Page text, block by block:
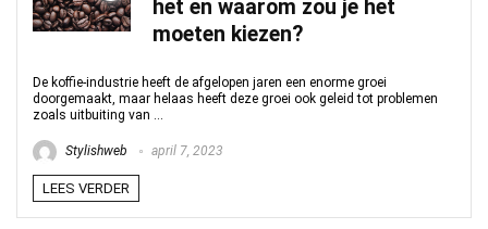
het en waarom zou je het
moeten kiezen?
De koffie-industrie heeft de afgelopen jaren een enorme groei
doorgemaakt, maar helaas heeft deze groei ook geleid tot problemen
zoals uitbuiting van ...
Stylishweb april 7, 2023
LEES VERDER